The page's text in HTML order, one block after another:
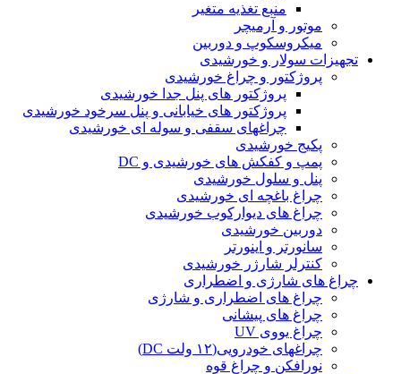
منبع تغذیه متغیر
موتور و آرمیچر
میکروسکوپ و دوربین
تجهیزات سولار و خورشیدی
پروژکتور و چراغ خورشیدی
پروژکتور های پنل جدا خورشیدی
پروژکتور های خیابانی و پنل سرخود خورشیدی
چراغهای سقفی و سوله ای خورشیدی
پکیج خورشیدی
پمپ و کفکش های خورشیدی و DC
پنل و سلول خورشیدی
چراغ باغچه ای خورشیدی
چراغ های دیوارکوب خورشیدی
دوربین خورشیدی
سانورتر و اینورتر
کنترلر شارژر خورشیدی
چراغ های شارژی و اضطراری
چراغ های اضطراری و شارژی
چراغ های پیشانی
چراغ یووی UV
چراغهای خودرویی(۱۲ ولت DC)
نورافکن و چراغ قوه